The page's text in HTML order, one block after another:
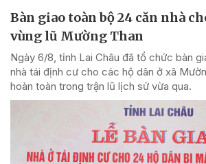
Bàn giao toàn bộ 24 căn nhà
vùng lũ Mường Than
Ngày 6/8, tỉnh Lai Châu đã tổ chức bàn
nhà tái định cư cho các hộ dân ở xã
hoàn toàn trong trận lũ lịch sử vừa qua.